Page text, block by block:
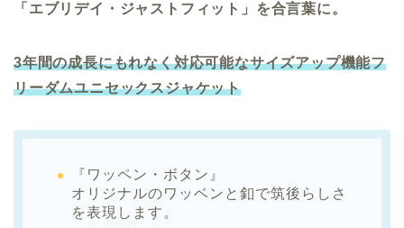
「エブリデイ・ジャストフィット」を合言葉に。
3年間の成長にもれなく対応可能なサイズアップ機能フ
リーダムユニセックスジャケット
『ワッペン・ボタン』
オリジナルのワッベンと釦で筑後らしさ
を表現します。